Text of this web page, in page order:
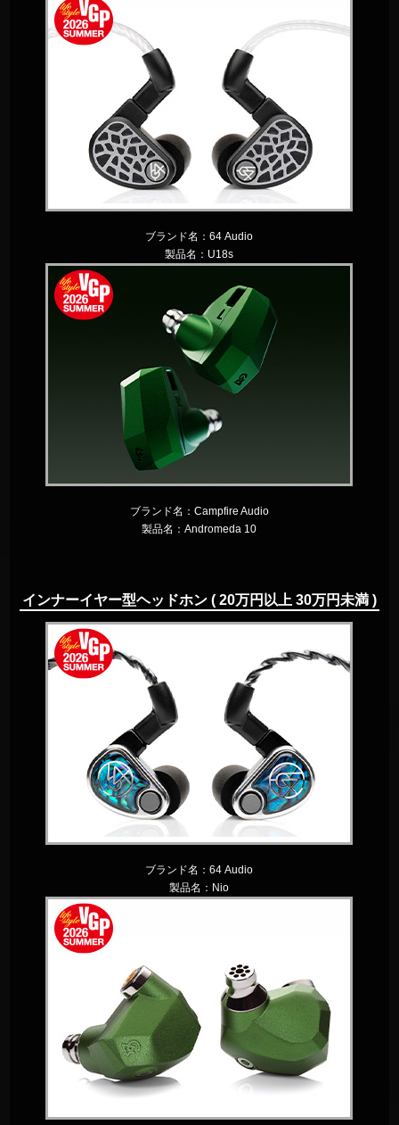
ブランド名：64 Audio
製品名： U18s
ブランド名： Campfire Audio
製品名：Andromeda 10
インナーイヤー型ヘッドホン ( 20万円以上 30万円未満 )
ブランド名：64 Audio
製品名： Nio